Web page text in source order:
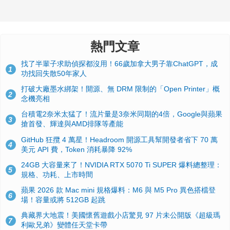
熱門文章
1
找了半輩子求助偵探都沒用！66歲加拿大男子靠ChatGPT，成
功找回失散50年家人
2
打破大廠墨水綁架！開源、無 DRM 限制的「Open Printer」概
念機亮相
3
台積電2奈米太猛了！流片量是3奈米同期的4倍，Google與蘋果
搶首發、輝達與AMD排隊等產能
4
GitHub 狂攬 4 萬星！Headroom 開源工具幫開發者省下 70 萬
美元 API 費，Token 消耗暴降 92%
5
24GB 大容量來了！NVIDIA RTX 5070 Ti SUPER 爆料總整理：
規格、功耗、上市時間
6
蘋果 2026 款 Mac mini 規格爆料：M6 與 M5 Pro 異色搭檔登
場！容量或將 512GB 起跳
7
典藏界大地震！美國懷舊遊戲小店驚見 97 片未公開版《超級瑪
利歐兄弟》變體任天堂卡帶